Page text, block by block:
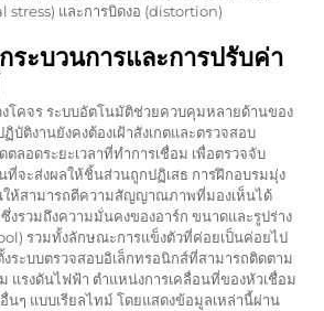
stress) และการบิดงอ (distortion)
ระบวนการและการปรับค่า
โคจรระบบอัตโนมัติช่วยควบคุมหลายด้านของ
บัติงานยังคงต้องเฝ้าสังเกตและตรวจสอบ
ตลอดระยะเวลาที่ทำการเชื่อม เพื่อตรวจจับ
จะส่งผลให้ชิ้นส่วนถูกปฏิเสธ การฝึกอบรมมุ่ง
ให้สามารถตีความสัญญาณภาพที่มองเห็นได้
งรวมถึงความมั่นคงของอาร์ก ขนาดและรูปร่าง
รวมทั้งลักษณะการแข็งตัวที่ค่อยเป็นค่อยไป
ระบบตรวจสอบอิเล็กทรอนิกส์ที่สามารถติดตาม
แรงดันไฟฟ้า ตำแหน่งการเคลื่อนที่ของหัวเชื่อม
นๆ แบบเรียลไทม์ โดยแสดงข้อมูลเหล่านี้ผ่าน